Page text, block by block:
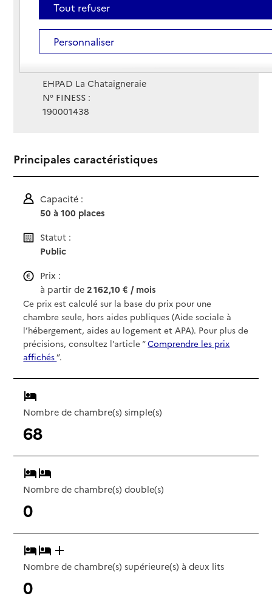
Téléphone :
05 55 85 50 20
Contact
Contact
Site Internet
Site internet non renseigné
Gestionnaire :
EHPAD La Chataigneraie
N° FINESS :
190001438
Principales caractéristiques
Capacité :
50 à 100 places
Statut :
Public
Prix :
à partir de2 162,10 € / mois
Ce prix est calculé sur la base du prix pour une
chambre seule, hors aides publiques (Aide sociale à
l’hébergement, aides au logement et APA). Pour plus de
précisions, consultez l’article “Comprendre les prix
affichés”.
Nombre de chambre(s) simple(s)
68
Nombre de chambre(s) double(s)
0
Nombre de chambre(s) supérieure(s) à deux lits
0
Tout refuser
Personnaliser